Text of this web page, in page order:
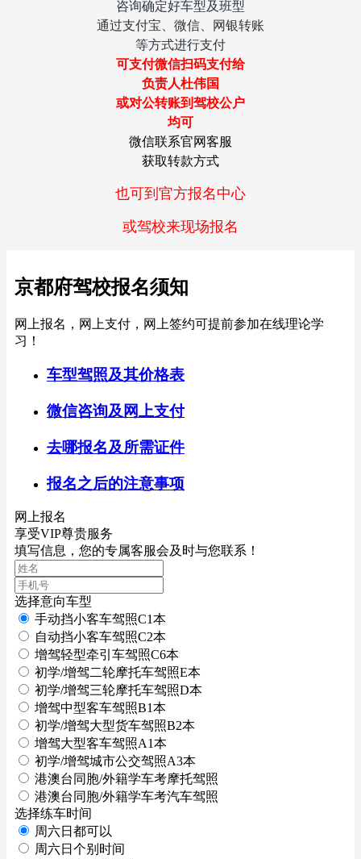
咨询确定好车型及班型
通过支付宝、微信、网银转账
等方式进行支付
可支付微信扫码支付给
负责人杜伟国
或对公转账到驾校公户
均可
微信联系官网客服
获取转款方式
也可到官方报名中心
或驾校来现场报名
京都府驾校报名须知
网上报名，网上支付，网上签约可提前参加在线理论学
习！
车型驾照及其价格表
微信咨询及网上支付
去哪报名及所需证件
报名之后的注意事项
网上报名
享受VIP尊贵服务
填写信息，您的专属客服会及时与您联系！
选择意向车型
手动挡小客车驾照C1本
自动挡小客车驾照C2本
增驾轻型牵引车驾照C6本
初学/增驾二轮摩托车驾照E本
初学/增驾三轮摩托车驾照D本
增驾中型客车驾照B1本
初学/增驾大型货车驾照B2本
增驾大型客车驾照A1本
初学/增驾城市公交驾照A3本
港澳台同胞/外籍学车考摩托驾照
港澳台同胞/外籍学车考汽车驾照
选择练车时间
周六日都可以
周六日个别时间